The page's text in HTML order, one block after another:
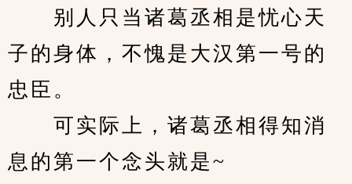
别人只当诸葛丞相是忧心天
子的身体，不愧是大汉第一号的
忠臣。
可实际上，诸葛丞相得知消
息的第一个念头就是~